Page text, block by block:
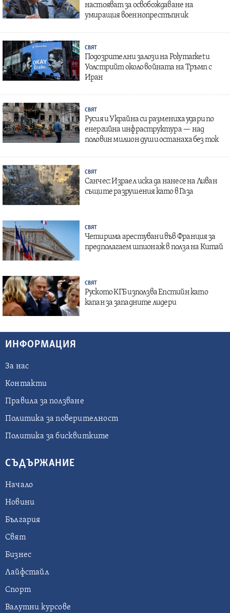
настояват за освобождаване на
умиращия военнопрестъпник
СВЯТ
Подозрителни залози на Polymarket и
Уолстрийт около войната на Тръмп с
Иран
СВЯТ
Русия и Украйна си размениха удари по
енергийна инфраструктура — над
половин милион души останаха без ток
СВЯТ
Санчес: Израел иска да нанесе на Ливан
същите разрушения като в Газа
СВЯТ
Четирима арестувани във Франция за
предполагаем шпионаж в полза на Китай
СВЯТ
Руското КГБ използва Епстийн като
капан за западните лидери
ИНФОРМАЦИЯ
За нас
Контакти
Правила за ползване
Политика за поверителност
Политика за бисквитките
СЪДЪРЖАНИЕ
Начало
Новини
България
Свят
Бизнес
Лайфстайл
Спорт
Валутни курсове